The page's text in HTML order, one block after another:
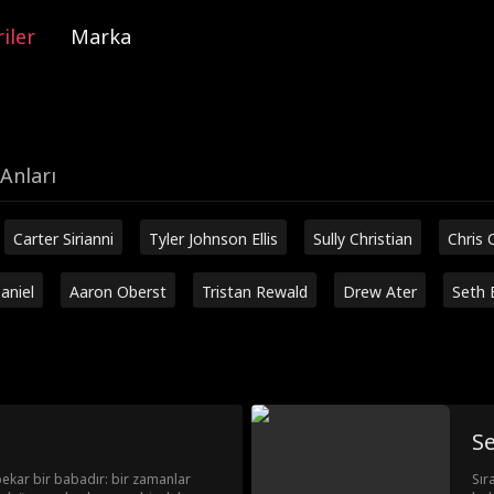
Marka
Carter Sirianni Tyler Johnson Ellis Sully Christian Chris
Aaron Oberst Tristan Rewald Drew Ater Seth
bir babadır: bir zamanlar